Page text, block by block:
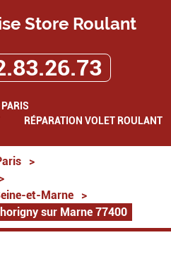
Store Roulant
RÉPARATION VOLET ROULANT
>
>
et-Marne
>
sur Marne 77400